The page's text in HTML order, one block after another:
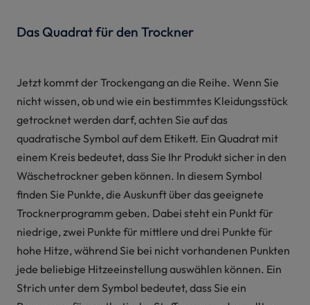
Das Quadrat für den Trockner
Jetzt kommt der Trockengang an die Reihe. Wenn Sie
nicht wissen, ob und wie ein bestimmtes Kleidungsstück
getrocknet werden darf, achten Sie auf das
quadratische Symbol auf dem Etikett. Ein Quadrat mit
einem Kreis bedeutet, dass Sie Ihr Produkt sicher in den
Wäschetrockner geben können. In diesem Symbol
finden Sie Punkte, die Auskunft über das geeignete
Trocknerprogramm geben. Dabei steht ein Punkt für
niedrige, zwei Punkte für mittlere und drei Punkte für
hohe Hitze, während Sie bei nicht vorhandenen Punkten
jede beliebige Hitzeeinstellung auswählen können. Ein
Strich unter dem Symbol bedeutet, dass Sie ein